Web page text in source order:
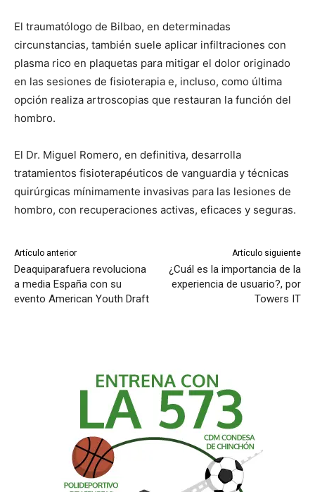
El traumatólogo de Bilbao, en determinadas
circunstancias, también suele aplicar infiltraciones con
plasma rico en plaquetas para mitigar el dolor originado
en las sesiones de fisioterapia e, incluso, como última
opción realiza artroscopias que restauran la función del
hombro.
El Dr. Miguel Romero, en definitiva, desarrolla
tratamientos fisioterapéuticos de vanguardia y técnicas
quirúrgicas mínimamente invasivas para las lesiones de
hombro, con recuperaciones activas, eficaces y seguras.
Artículo anterior
Deaquiparafuera revoluciona
a media España con su
evento American Youth Draft
Artículo siguiente
¿Cuál es la importancia de la
experiencia de usuario?, por
Towers IT